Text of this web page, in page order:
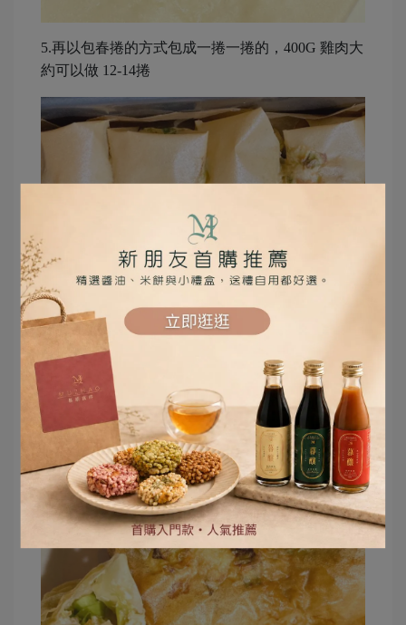
5.再以包春捲的方式包成一捲一捲的，400G 雞肉大
約可以做 12-14捲
6. 放入烤箱 以200度烤20分鐘即可